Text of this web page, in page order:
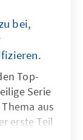
bei,
Top-
Serie
aus
erste Teil